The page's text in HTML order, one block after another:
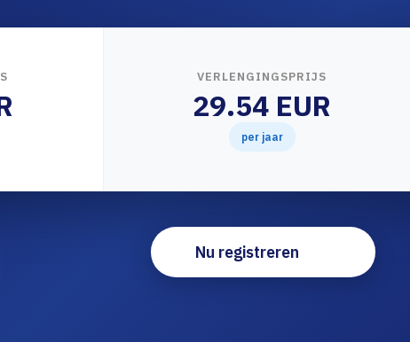
VERLENGINGSPRIJS
29.54 EUR
per jaar
Nu registreren